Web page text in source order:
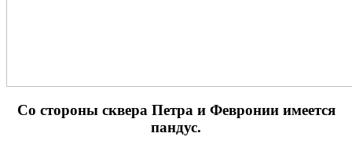
Cо стороны сквера Петра и Февронии имеется
пандус.